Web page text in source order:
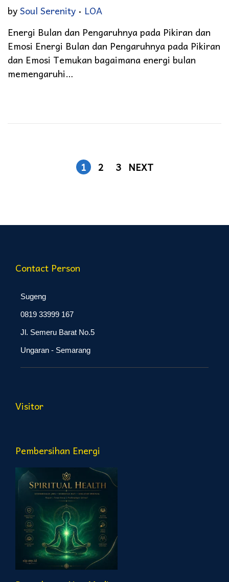
bySoul Serenity . Posted in
LOA
Energi Bulan dan Pengaruhnya pada Pikiran dan
Emosi Energi Bulan dan Pengaruhnya pada Pikiran
dan Emosi Temukan bagaimana energi bulan
memengaruhi…
1 2 3 NEXT
Contact Person
Sugeng
0819 33999 167
Jl. Semeru Barat No.5
Ungaran - Semarang
Visitor
Pembersihan Energi